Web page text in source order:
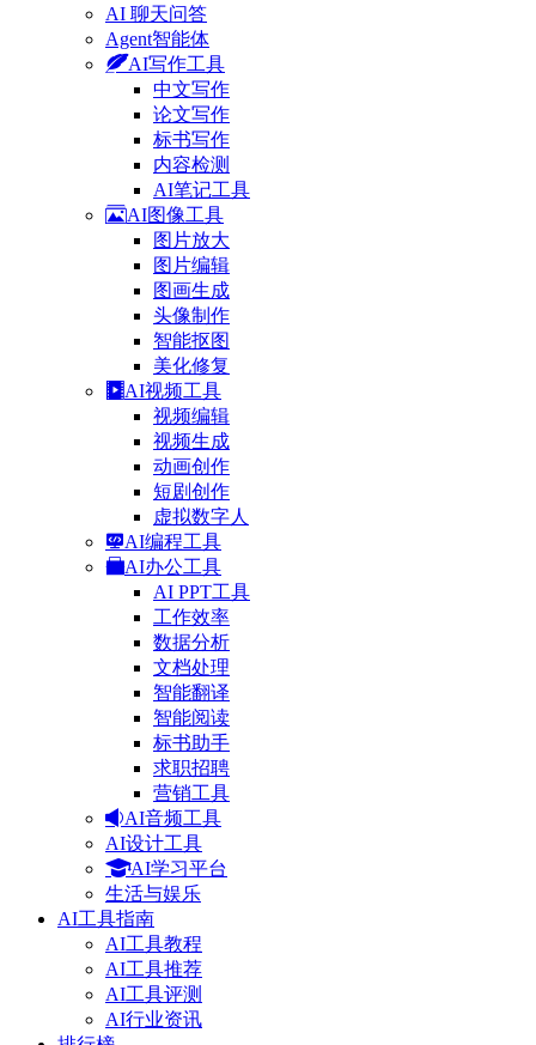
AI 聊天问答
Agent智能体
AI写作工具
中文写作
论文写作
标书写作
内容检测
AI笔记工具
AI图像工具
图片放大
图片编辑
图画生成
头像制作
智能抠图
美化修复
AI视频工具
视频编辑
视频生成
动画创作
短剧创作
虚拟数字人
AI编程工具
AI办公工具
AI PPT工具
工作效率
数据分析
文档处理
智能翻译
智能阅读
标书助手
求职招聘
营销工具
AI音频工具
AI设计工具
AI学习平台
生活与娱乐
AI工具指南
AI工具教程
AI工具推荐
AI工具评测
AI行业资讯